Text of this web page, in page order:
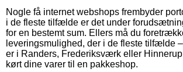
Nogle få internet webshops frembyder
i de fleste tilfælde er det under
for en bestemt sum. Ellers må du
leveringsmulighed, der i de fleste tilfælde
er i Randers, Frederiksværk eller
kørt dine varer til en pakkeshop.